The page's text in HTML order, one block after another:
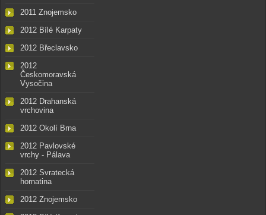
2011 Znojemsko
2012 Bílé Karpaty
2012 Břeclavsko
2012
Českomoravská
Vysočina
2012 Drahanská
vrchovina
2012 Okolí Brna
2012 Pavlovské
vrchy - Pálava
2012 Svratecká
hornatina
2012 Znojemsko